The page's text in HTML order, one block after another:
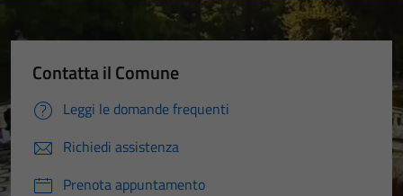
Contatta il Comune
Leggi le domande frequenti
Richiedi assistenza
Prenota appuntamento